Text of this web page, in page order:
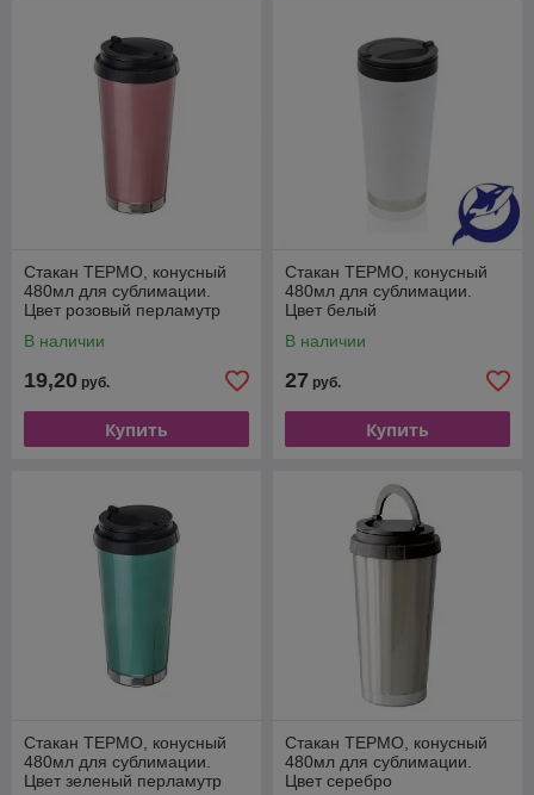
Стакан ТЕРМО, конусный
480мл для сублимации.
Цвет розовый перламутр
В наличии
19,20 руб.
Купить
Стакан ТЕРМО, конусный
480мл для сублимации.
Цвет белый
В наличии
27 руб.
Купить
Стакан ТЕРМО, конусный
480мл для сублимации.
Цвет зеленый перламутр
Стакан ТЕРМО, конусный
480мл для сублимации.
Цвет серебро